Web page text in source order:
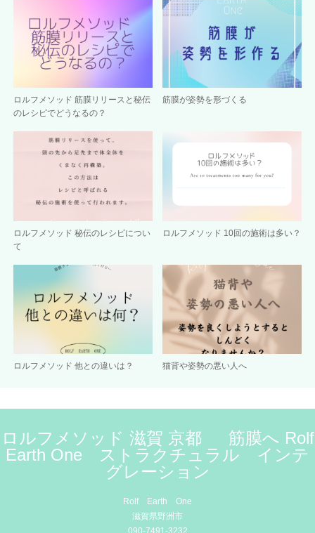
ロルフメソッド 筋膜リリースと秘伝
のレシピでどうなるの？
筋膜が姿勢を形づくる
ロルフメソッド 秘伝のレシピについ
て
ロルフメソッド 10回の施術は多い？
ロルフメソッド 他との違いは？ 猫背や姿勢の悪い人へ
ロルフメソッド 滋賀 京都 筋膜へ Rolf
Earth One ストラクチュラル インテ
グレーション
Rolf Earth One
滋賀県野洲市